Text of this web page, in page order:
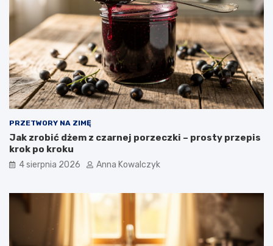
PRZETWORY NA ZIMĘ
Jak zrobić dżem z czarnej porzeczki – prosty przepis
krok po kroku
4 sierpnia 2026 Anna Kowalczyk